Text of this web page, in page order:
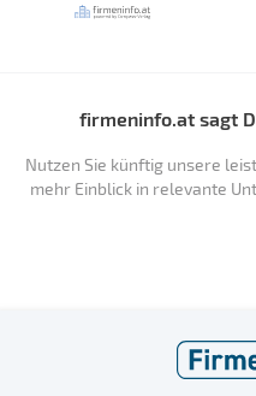
firmeninfo.at sagt
Nutzen Sie künftig unsere
mehr Einblick in relevante